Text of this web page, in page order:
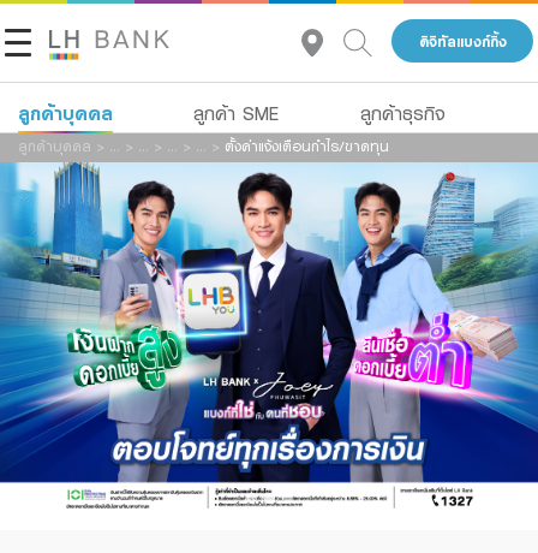
ดิจิทัลแบงก์กิ้ง
ลูกค้าบุคคล ลูกค้า SME ลูกค้าธุรกิจ
เกี่ยวกับเรา
นักลงทุนสัมพันธ์
ติดต่อเรา
กลุ่มธุรกิจทางการเงินแลนด์ แอนด์ เฮ้าส์
โทร 1327
เงินฝาก
สินเชื่อ
ประกัน
การลงทุน
บริการ
ดิจิทัลแบงก์กิ้ง
Family Banking
สินเชื่อ
บัญชีเพื่อธุรกิจ
บริการ
Advisory Service
สินเชื่อทั้งหมด
Product Program
สินเชื่อธุรกิจ
ลูกค้าบุคคล > > > > > ตั้งค่าแจ้งเตือนกำไร/ขาดทุน